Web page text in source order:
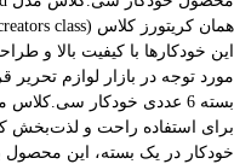
این خودکارها با کیفیت بالا و
مورد توجه در بازار لوازم تحریر
خودکار در یک بسته، این محصول